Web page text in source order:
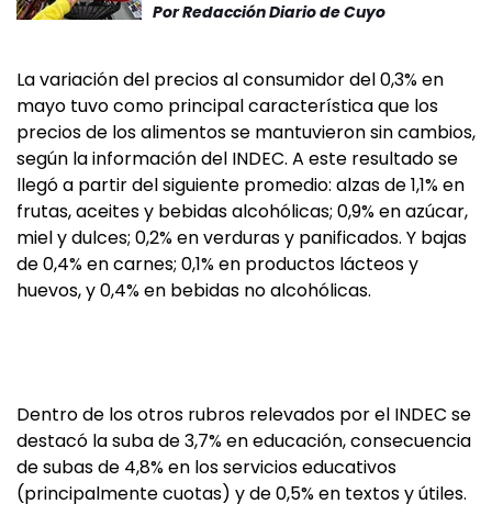
PorRedacción Diario de Cuyo
La variación del precios al consumidor del 0,3% en
mayo tuvo como principal característica que los
precios de los alimentos se mantuvieron sin cambios,
según la información del INDEC. A este resultado se
llegó a partir del siguiente promedio: alzas de 1,1% en
frutas, aceites y bebidas alcohólicas; 0,9% en azúcar,
miel y dulces; 0,2% en verduras y panificados. Y bajas
de 0,4% en carnes; 0,1% en productos lácteos y
huevos, y 0,4% en bebidas no alcohólicas.
Dentro de los otros rubros relevados por el INDEC se
destacó la suba de 3,7% en educación, consecuencia
de subas de 4,8% en los servicios educativos
(principalmente cuotas) y de 0,5% en textos y útiles.